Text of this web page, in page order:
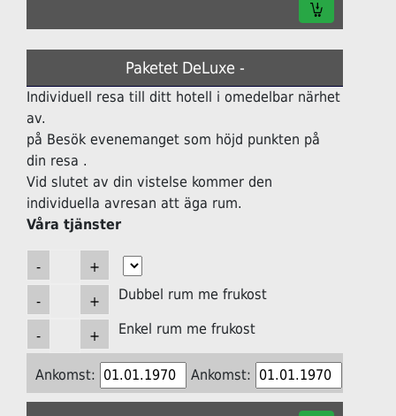
Paketet DeLuxe -
Individuell resa till ditt hotell i omedelbar närhet
av.
på Besök evenemanget som höjd punkten på
din resa .
Vid slutet av din vistelse kommer den
individuella avresan att äga rum.
Våra tjänster
Dubbel rum me frukost
Enkel rum me frukost
Ankomst: Ankomst: